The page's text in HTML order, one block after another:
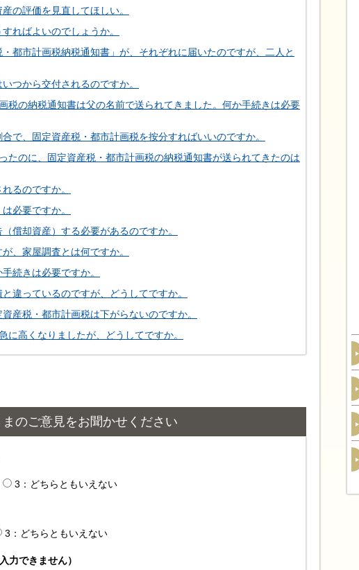
の評価を見直してほしい。
ればよいのでしょうか。
都市計画税納税通知書」が、それぞれに届いたのですが、二人と
つから交付されるのですか。
税の納税通知書は父の名前で送られてきました。何か手続きは必要
で、固定資産税・都市計画税を按分すればいいのですか。
たのに、固定資産税・都市計画税の納税通知書が送られてきたのは
るのですか。
必要ですか。
償却資産）する必要があるのですか。
、家屋調査とは何ですか。
続きは必要ですか。
違っているのですが、どうしてですか。
産税・都市計画税は下がらないのですか。
高くなりましたが、どうしてですか。
のご意見をお聞かせください
3：どちらともいえない
3：どちらともいえない
力できません）